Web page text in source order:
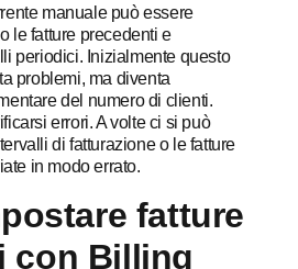
manuale può essere
le fatture precedenti e
periodici. Inizialmente questo
problemi, ma diventa
del numero di clienti.
errori. A volte ci si può
di fatturazione o le fatture
in modo errato.
fatture
con Billing